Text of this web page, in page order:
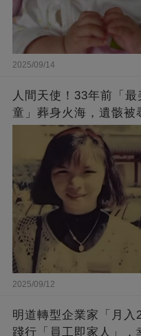
2025/09/14
人間天使！33年前「
童」葬身火海，遺骸被
崩：真正的英雄不該被
2025/09/12
明道轉型企業家「月入
踐行「員工即家人」，